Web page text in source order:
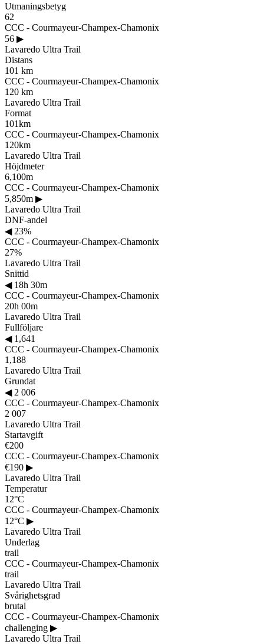
Utmaningsbetyg
62
CCC - Courmayeur-Champex-Chamonix
56 ▶
Lavaredo Ultra Trail
Distans
101 km
CCC - Courmayeur-Champex-Chamonix
120 km
Lavaredo Ultra Trail
Format
101km
CCC - Courmayeur-Champex-Chamonix
120km
Lavaredo Ultra Trail
Höjdmeter
6,100m
CCC - Courmayeur-Champex-Chamonix
5,850m ▶
Lavaredo Ultra Trail
DNF-andel
◀23%
CCC - Courmayeur-Champex-Chamonix
27%
Lavaredo Ultra Trail
Snittid
◀18h 30m
CCC - Courmayeur-Champex-Chamonix
20h 00m
Lavaredo Ultra Trail
Fullföljare
◀1,641
CCC - Courmayeur-Champex-Chamonix
1,188
Lavaredo Ultra Trail
Grundat
◀2 006
CCC - Courmayeur-Champex-Chamonix
2 007
Lavaredo Ultra Trail
Startavgift
€200
CCC - Courmayeur-Champex-Chamonix
€190 ▶
Lavaredo Ultra Trail
Temperatur
12°C
CCC - Courmayeur-Champex-Chamonix
12°C ▶
Lavaredo Ultra Trail
Underlag
trail
CCC - Courmayeur-Champex-Chamonix
trail
Lavaredo Ultra Trail
Svårighetsgrad
brutal
CCC - Courmayeur-Champex-Chamonix
challenging ▶
Lavaredo Ultra Trail